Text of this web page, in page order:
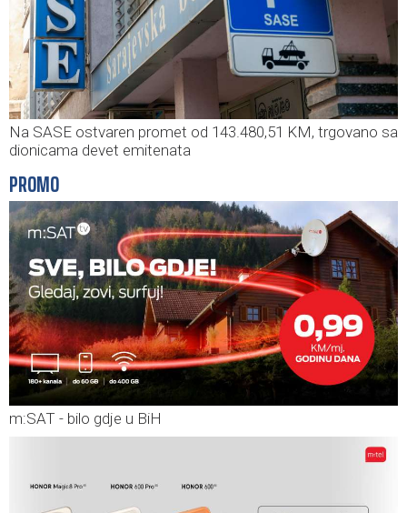
Na SASE ostvaren promet od 143.480,51 KM, trgovano sa
dionicama devet emitenata
PROMO
m:SAT - bilo gdje u BiH